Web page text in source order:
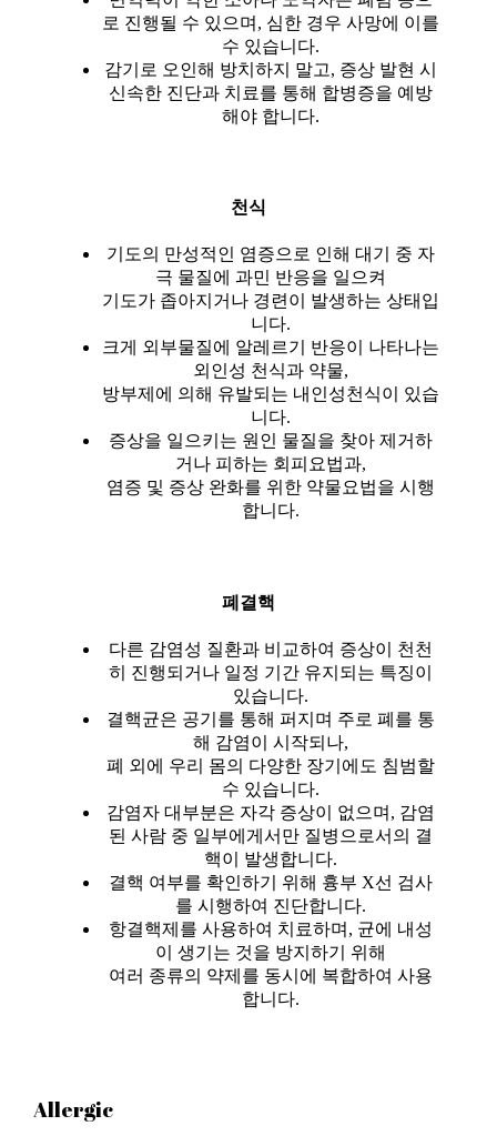
로 진행될 수 있으며, 심한 경우 사망에 이를
수 있습니다.
감기로 오인해 방치하지 말고, 증상 발현 시
신속한 진단과 치료를 통해 합병증을 예방
해야 합니다.
천식
기도의 만성적인 염증으로 인해 대기 중 자
극 물질에 과민 반응을 일으켜
기도가 좁아지거나 경련이 발생하는 상태입
니다.
크게 외부물질에 알레르기 반응이 나타나는
외인성 천식과 약물,
방부제에 의해 유발되는 내인성천식이 있습
니다.
증상을 일으키는 원인 물질을 찾아 제거하
거나 피하는 회피요법과,
염증 및 증상 완화를 위한 약물요법을 시행
합니다.
폐결핵
다른 감염성 질환과 비교하여 증상이 천천
히 진행되거나 일정 기간 유지되는 특징이
있습니다.
결핵균은 공기를 통해 퍼지며 주로 폐를 통
해 감염이 시작되나,
폐 외에 우리 몸의 다양한 장기에도 침범할
수 있습니다.
감염자 대부분은 자각 증상이 없으며, 감염
된 사람 중 일부에게서만 질병으로서의 결
핵이 발생합니다.
결핵 여부를 확인하기 위해 흉부 X선 검사
를 시행하여 진단합니다.
항결핵제를 사용하여 치료하며, 균에 내성
이 생기는 것을 방지하기 위해
여러 종류의 약제를 동시에 복합하여 사용
합니다.
Allergic